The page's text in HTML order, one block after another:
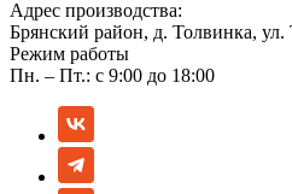
Адрес производства:
Брянский район, д. Толвинка, ул.
Режим работы
Пн. – Пт.: с 9:00 до 18:00